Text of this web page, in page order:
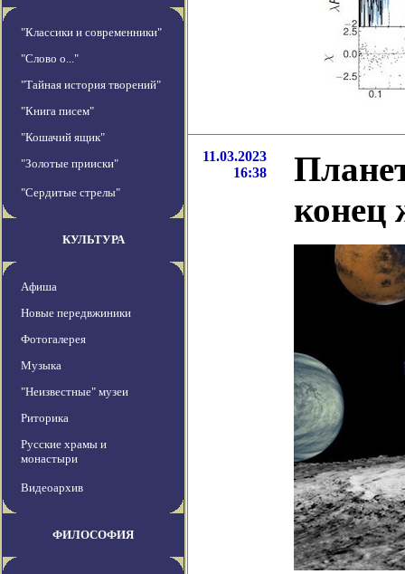
"Классики и современники"
"Слово о..."
"Тайная история творений"
"Книга писем"
"Кошачий ящик"
"Золотые прииски"
"Сердитые стрелы"
КУЛЬТУРА
Афиша
Новые передвжиники
Фотогалерея
Музыка
"Неизвестные" музеи
Риторика
Русские храмы и
монастыри
Видеоархив
ФИЛОСОФИЯ
11.03.2023
16:38
конец